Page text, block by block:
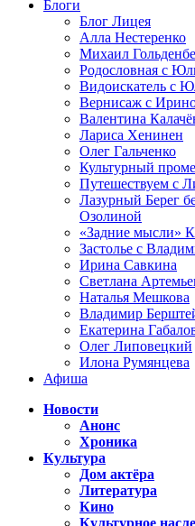
Блоги
Блог Лицея
Алла Нестеренко
Михаил
Родословная с
Видоискатель с
Вернисаж с
Валентина
Лариса Хенинен
Олег Гальченко
Культурный
Путешествуем с
Лазурный Берег
Озолиной
«Задние мысли»
Застолье с
Ирина Савкина
Светлана
Наталья Мешкова
Владимир
Екатерина
Олег Липовецкий
Илона Румянцева
Афиша
Новости
Анонс
Хроника
Культура
Дом актёра
Литература
Кино